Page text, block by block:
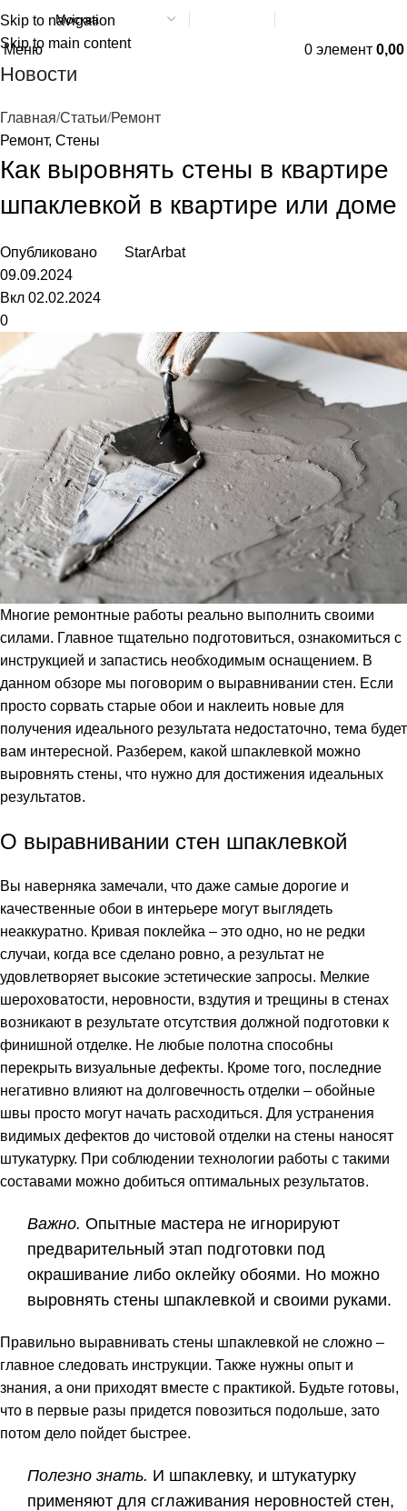
Skip to navigation
Skip to main content
Меню 0 элемент 0,00
Новости
Главная Статьи Ремонт
Ремонт, Стены
Как выровнять стены в квартире
шпаклевкой в квартире или доме
Опубликовано
StarArbat
09.09.2024
Вкл 02.02.2024
0
Многие ремонтные работы реально выполнить своими
силами. Главное тщательно подготовиться, ознакомиться с
инструкцией и запастись необходимым оснащением. В
данном обзоре мы поговорим о выравнивании стен. Если
просто сорвать старые обои и наклеить новые для
получения идеального результата недостаточно, тема будет
вам интересной. Разберем, какой шпаклевкой можно
выровнять стены, что нужно для достижения идеальных
результатов.
О выравнивании стен шпаклевкой
Вы наверняка замечали, что даже самые дорогие и
качественные обои в интерьере могут выглядеть
неаккуратно. Кривая поклейка – это одно, но не редки
случаи, когда все сделано ровно, а результат не
удовлетворяет высокие эстетические запросы. Мелкие
шероховатости, неровности, вздутия и трещины в стенах
возникают в результате отсутствия должной подготовки к
финишной отделке. Не любые полотна способны
перекрыть визуальные дефекты. Кроме того, последние
негативно влияют на долговечность отделки – обойные
швы просто могут начать расходиться. Для устранения
видимых дефектов до чистовой отделки на стены наносят
штукатурку. При соблюдении технологии работы с такими
составами можно добиться оптимальных результатов.
Важно. Опытные мастера не игнорируют
предварительный этап подготовки под
окрашивание либо оклейку обоями. Но можно
выровнять стены шпаклевкой и своими руками.
Правильно выравнивать стены шпаклевкой не сложно –
главное следовать инструкции. Также нужны опыт и
знания, а они приходят вместе с практикой. Будьте готовы,
что в первые разы придется повозиться подольше, зато
потом дело пойдет быстрее.
Полезно знать. И шпаклевку, и штукатурку
применяют для сглаживания неровностей стен,